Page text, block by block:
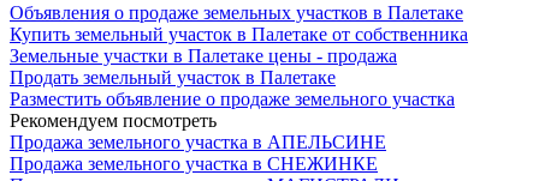
Объявления о продаже земельных участков в Палетаке
Купить земельный участок в Палетаке от собственника
Земельные участки в Палетаке цены - продажа
Продать земельный участок в Палетаке
Разместить объявление о продаже земельного участка
Рекомендуем посмотреть
Продажа земельного участка в АПЕЛЬСИНЕ
Продажа земельного участка в СНЕЖИНКЕ